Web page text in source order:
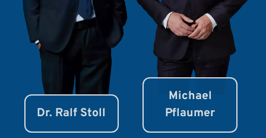
Dr. Ralf Stoll
Michael
Pflaumer